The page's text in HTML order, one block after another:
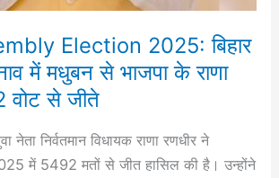
Election 2025: बिहार
में मधुबन से भाजपा के राणा
वोट से जीते
नेता निर्वतमान विधायक राणा रणधीर ने
में 5492 मतों से जीत हासिल की है। उन्होंने